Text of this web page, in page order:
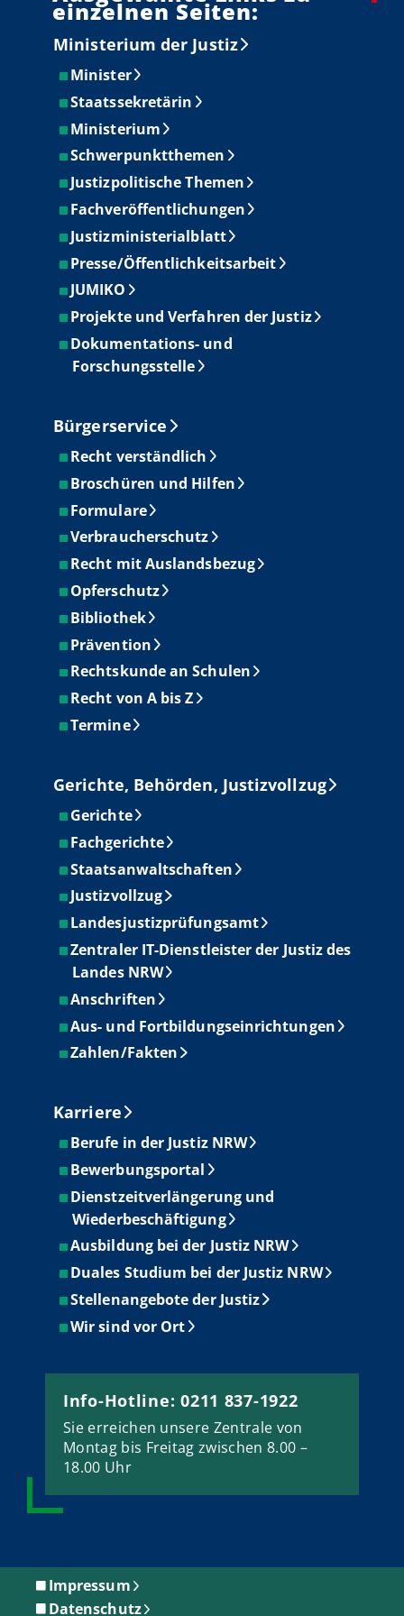
einzelnen Seiten:
Ministerium der Justiz
Minister
Staatssekretärin
Ministerium
Schwerpunktthemen
Justizpolitische Themen
Fachveröffentlichungen
Justizministerialblatt
Presse/Öffentlichkeitsarbeit
JUMIKO
Projekte und Verfahren der Justiz
Dokumentations- und
Forschungsstelle
Bürgerservice
Recht verständlich
Broschüren und Hilfen
Formulare
Verbraucherschutz
Recht mit Auslandsbezug
Opferschutz
Bibliothek
Prävention
Rechtskunde an Schulen
Recht von A bis Z
Termine
Gerichte, Behörden, Justizvollzug
Gerichte
Fachgerichte
Staatsanwaltschaften
Justizvollzug
Landesjustizprüfungsamt
Zentraler IT-Dienstleister der Justiz des
Landes NRW
Anschriften
Aus- und Fortbildungseinrichtungen
Zahlen/Fakten
Karriere
Berufe in der Justiz NRW
Bewerbungsportal
Dienstzeitverlängerung und
Wiederbeschäftigung
Ausbildung bei der Justiz NRW
Duales Studium bei der Justiz NRW
Stellenangebote der Justiz
Wir sind vor Ort
Info-Hotline: 0211 837-1922
Sie erreichen unsere Zentrale von
Montag bis Freitag zwischen 8.00 –
18.00 Uhr
Impressum
Datenschutz